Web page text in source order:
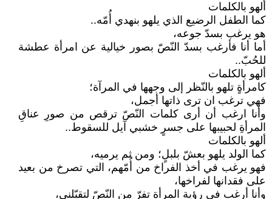
ألهو بالكلمات
كما الطفل الرضيع الذي يلهو بنهدي أُمّه..
هو يرغب بسدّ جوعه،
أما أنا فأرغب بسدّ النّصّ بصور خيالية عن امرأة عطشة
للحُبّ..
ألهو بالكلمات
كامرأةٍ تلهو بالنّظر إلى وجهها في المرآة؛
فهي ترغب ان ترى ذاتها أجمل،
وأنا ارغب أن أرى كلمات النّصّ ترقص من صورِ عناقِ
المرأةِ لحبيبها على جسرٍ خشبي آيل للسقوط..
ألهو بالكلمات
كما الولد يلهو بعشّ بلبلٍ؛ ومن ثم يرميه،
فهو يرغب في أخذ الفراخ من أُمّهم، التي تصرخ من بعيد
على فقدانها لفراخها،
وأنا أرغب في رؤية المرأة تفرّ من النّصّ لتقبّلني،